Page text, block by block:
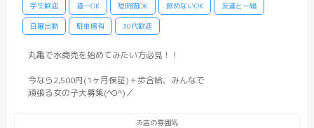
学生歓迎 週一OK 短時間OK 飲めないOK 友達と一緒
日曜出勤 駐車場有 30代歓迎
丸亀で水商売を始めてみたい方必見！！
今なら2,500円(1ヶ月保証)＋歩合給、みんなで
頑張る女の子大募集(^O^)／